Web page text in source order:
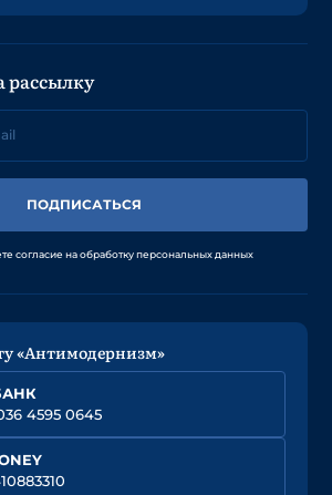
рассылку
ПОДПИСАТЬСЯ
согласие на обработку персональных данных
«Антимодернизм»
4595 0645